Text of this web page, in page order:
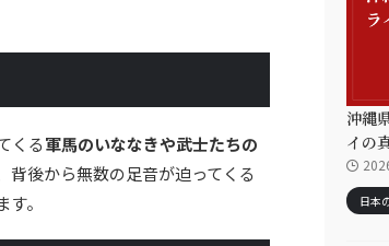
くる軍馬のいななきや武士たちの
後から無数の足音が迫ってくる
。
沖縄
イの
日本